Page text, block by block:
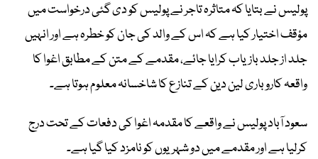
پولیس نے بتایا کہ متاثرہ تاجر نے پولیس کو دی گئی درخواست میں
مؤقف اختیار کیا ہے کہ اس کے والد کی جان کو خطرہ ہے اور انہیں
جلد از جلد بازیاب کرایا جائے، مقدمے کے متن کے مطابق اغوا کا
واقعہ کاروباری لین دین کے تنازع کا شاخسانہ معلوم ہوتا ہے۔
سعود آباد پولیس نے واقعے کا مقدمہ اغوا کی دفعات کے تحت درج
کرلیا ہے اور مقدمے میں دو شہریوں کو نامزد کیا گیا ہے۔